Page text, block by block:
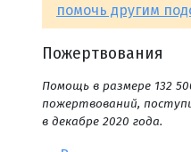
помочь другим
Пожертвования
Помощь в размере 132
пожертвований,
в декабре 2020 года.